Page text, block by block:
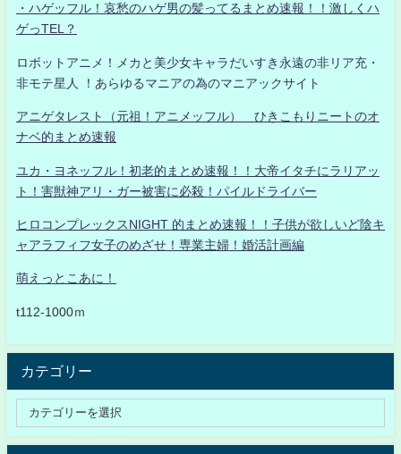
・ハゲッフル！哀愁のハゲ男の髪ってるまとめ速報！！激しくハ
ゲっTEL？
ロボットアニメ！メカと美少女キャラだいすき永遠の非リア充・
非モテ星人 ！あらゆるマニアの為のマニアックサイト
アニゲタレスト（元祖！アニメッフル） ひきこもりニートのオ
ナベ的まとめ速報
ユカ・ヨネッフル！初老的まとめ速報！！大帝イタチにラリアッ
ト！害獣神アリ・ガー被害に必殺！パイルドライバー
ヒロコンプレックスNIGHT 的まとめ速報！！子供が欲しいど陰キ
ャアラフィフ女子のめざせ！専業主婦！婚活計画編
萌えっとこあに！
t112-1000ｍ
カテゴリー